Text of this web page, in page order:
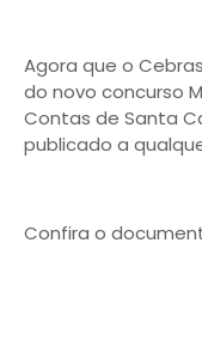
Agora que o
do novo concurso
Contas de Santa
publicado a
Confira o